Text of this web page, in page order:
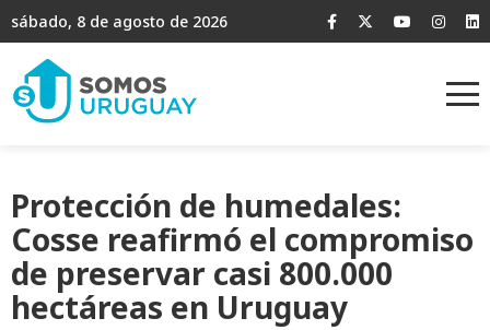
sábado, 8 de agosto de 2026
Protección de humedales:
Cosse reafirmó el compromiso
de preservar casi 800.000
hectáreas en Uruguay